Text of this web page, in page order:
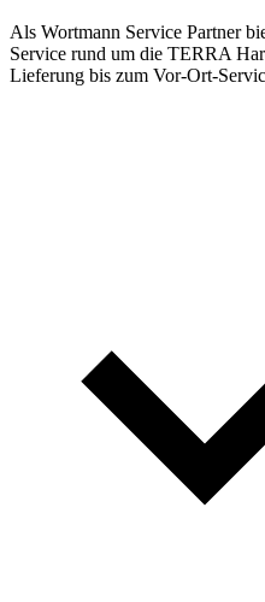
Als Wortmann Service Partner
Service rund um die TERRA
Lieferung bis zum Vor-Ort-